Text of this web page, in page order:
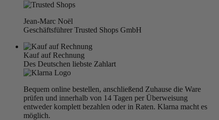
Jean-Marc Noël
Geschäftsführer Trusted Shops GmbH
Kauf auf Rechnung
Des Deutschen liebste Zahlart
Bequem online bestellen, anschließend Zuhause die Ware
prüfen und innerhalb von 14 Tagen per Überweisung
entweder komplett bezahlen oder in Raten. Klarna macht es
möglich.